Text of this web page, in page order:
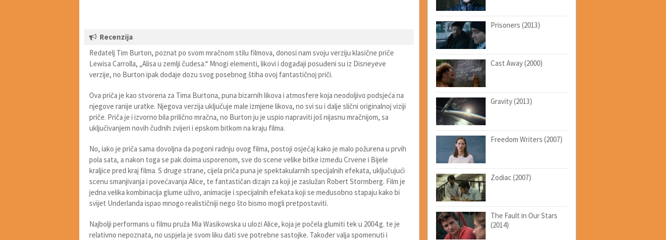
Recenzija
Redatelj Tim Burton, poznat po svom mračnom stilu filmova, donosi nam svoju verziju klasične priče
Lewisa Carrolla, „Alisa u zemlji čudesa.“ Mnogi elementi, likovi i događaji posuđeni su iz Disneyeve
verzije, no Burton ipak dodaje dozu svog posebnog štiha ovoj fantastičnoj priči.
Ova priča je kao stvorena za Tima Burtona, puna bizarnih likova i atmosfere koja neodoljivo podsjeća na
njegove ranije uratke. Njegova verzija uključuje male izmjene likova, no svi su i dalje slični originalnoj viziji
priče. Priča je i izvorno bila prilično mračna, no Burton ju je uspio napraviti još nijasnu mračnijom, sa
uključivanjem novih čudnih zvijeri i epskom bitkom na kraju filma.
No, iako je priča sama dovoljna da pogoni radnju ovog filma, postoji osjećaj kako je malo požurena u prvih
pola sata, a nakon toga se pak doima usporenom, sve do scene velike bitke između Crvene i Bijele
kraljice pred kraj filma. S druge strane, cijela priča puna je spektakularnih specijalnih efekata, uključujući
scenu smanjivanja i povećavanja Alice, te fantastičan dizajn za koji je zaslužan Robert Stormberg. Film je
jedna velika kombinacija glume uživo, animacije i specijalnih efekata koji se međusobno stapaju kako bi
svijet Underlanda ispao mnogo realističniji nego što bismo mogli pretpostaviti.
Najbolji performans u filmu pruža Mia Wasikowska u ulozi Alice, koja je počela glumiti tek u 2004.g. te je
relativno nepoznata, no uspjela je svom liku dati sve potrebne sastojke. Također valja spomenuti i
Prisoners (2013)
Cast Away (2000)
Gravity (2013)
Freedom Writers (2007)
Zodiac (2007)
The Fault in Our Stars
(2014)